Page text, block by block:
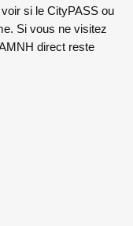
si le CityPASS ou
Si vous ne visitez
direct reste